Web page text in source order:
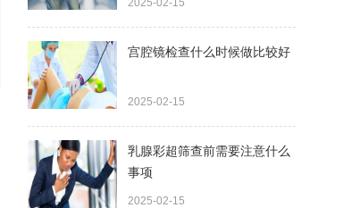
2025-02-15
宫腔镜检查什么时候做比较好
2025-02-15
乳腺彩超筛查前需要注意什么
事项
2025-02-15